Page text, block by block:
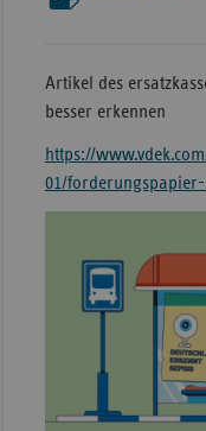
Artikel des
besser erkennen
https://
01/forderungspapier-